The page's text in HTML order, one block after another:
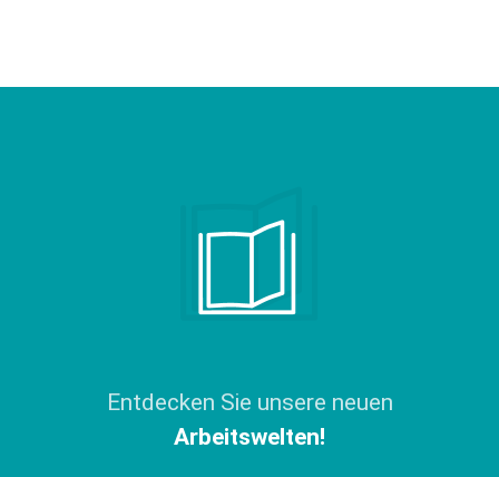
Entdecken Sie unsere neuen
Arbeitswelten!